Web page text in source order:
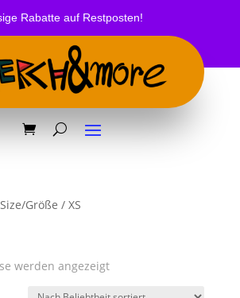
Rabatte auf Restposten!
Größe / XS
werden angezeigtNach